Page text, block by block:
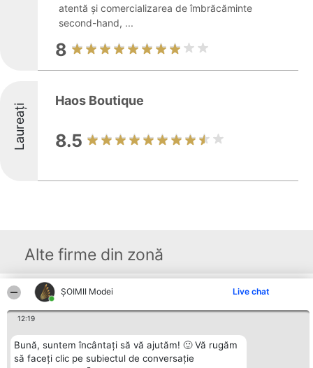
ȘOIMII Modei Live chat
12:19
Bună, suntem încântați să vă ajutăm! 🙂 Vă rugăm
să faceți clic pe subiectul de conversație
atentă și comercializarea de îmbrăcăminte
second-hand, ...
8
Laureați
Haos Boutique
8.5
Alte firme din zonă
Organizator Ranking
BRIGHT SOLUTIONS BR SRL
Aleea Timisul De Sus 2 Bl. A30
București
CUI 36737675
tel: +40 770 990 492
Câștigătorii
Reguli
Statut
Politica de
Contact